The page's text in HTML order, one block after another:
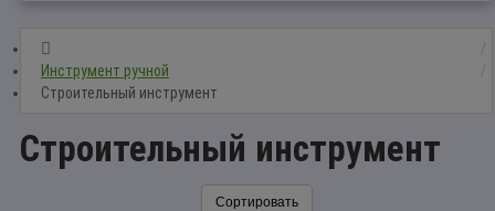
Инструмент ручной
Строительный инструмент
Строительный инструмент
Сортировать